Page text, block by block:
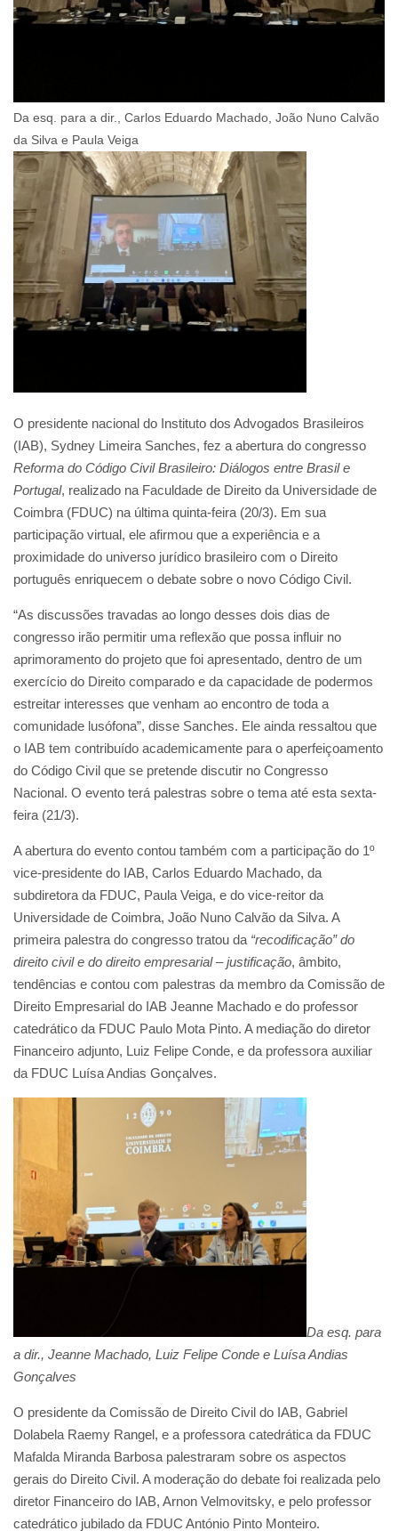
Da esq. para a dir., Carlos Eduardo Machado, João Nuno Calvão
da Silva e Paula Veiga
O presidente nacional do Instituto dos Advogados Brasileiros
(IAB), Sydney Limeira Sanches, fez a abertura do congresso
Reforma do Código Civil Brasileiro: Diálogos entre Brasil e
Portugal, realizado na Faculdade de Direito da Universidade de
Coimbra (FDUC) na última quinta-feira (20/3). Em sua
participação virtual, ele afirmou que a experiência e a
proximidade do universo jurídico brasileiro com o Direito
português enriquecem o debate sobre o novo Código Civil.
“As discussões travadas ao longo desses dois dias de
congresso irão permitir uma reflexão que possa influir no
aprimoramento do projeto que foi apresentado, dentro de um
exercício do Direito comparado e da capacidade de podermos
estreitar interesses que venham ao encontro de toda a
comunidade lusófona”, disse Sanches. Ele ainda ressaltou que
o IAB tem contribuído academicamente para o aperfeiçoamento
do Código Civil que se pretende discutir no Congresso
Nacional. O evento terá palestras sobre o tema até esta sexta-
feira (21/3).
A abertura do evento contou também com a participação do 1º
vice-presidente do IAB, Carlos Eduardo Machado, da
subdiretora da FDUC, Paula Veiga, e do vice-reitor da
Universidade de Coimbra, João Nuno Calvão da Silva. A
primeira palestra do congresso tratou da “recodificação” do
direito civil e do direito empresarial – justificação, âmbito,
tendências e contou com palestras da membro da Comissão de
Direito Empresarial do IAB Jeanne Machado e do professor
catedrático da FDUC Paulo Mota Pinto. A mediação do diretor
Financeiro adjunto, Luiz Felipe Conde, e da professora auxiliar
da FDUC Luísa Andias Gonçalves.
Da esq. para
a dir., Jeanne Machado, Luiz Felipe Conde e Luísa Andias
Gonçalves
O presidente da Comissão de Direito Civil do IAB, Gabriel
Dolabela Raemy Rangel, e a professora catedrática da FDUC
Mafalda Miranda Barbosa palestraram sobre os aspectos
gerais do Direito Civil. A moderação do debate foi realizada pelo
diretor Financeiro do IAB, Arnon Velmovitsky, e pelo professor
catedrático jubilado da FDUC António Pinto Monteiro.